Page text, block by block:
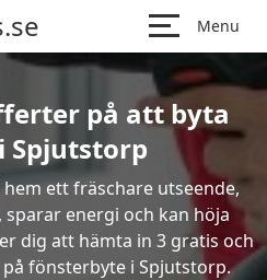
Menu
på att byta
Spjutstorp
ett fräschare utseende,
energi och kan höja
dig att hämta in 3 gratis och
fönsterbyte i Spjutstorp.